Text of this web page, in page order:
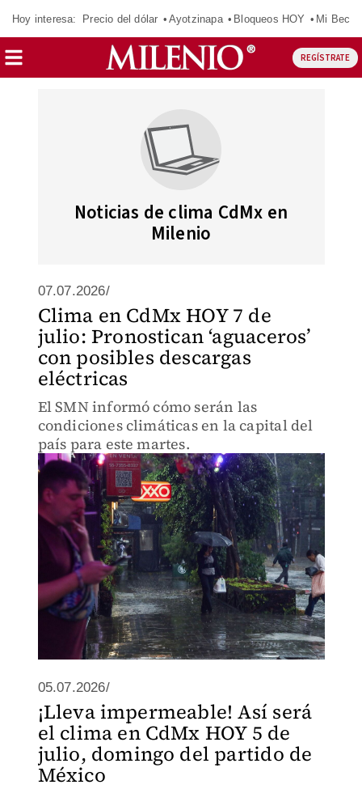
Hoy interesa: Precio del dólar Ayotzinapa Bloqueos HOY Mi Beca
REGÍSTRATE
Noticias de clima CdMx en
Milenio
07.07.2026/
Clima en CdMx HOY 7 de
julio: Pronostican ‘aguaceros’
con posibles descargas
eléctricas
El SMN informó cómo serán las
condiciones climáticas en la capital del
país para este martes.
05.07.2026/
¡Lleva impermeable! Así será
el clima en CdMx HOY 5 de
julio, domingo del partido de
México